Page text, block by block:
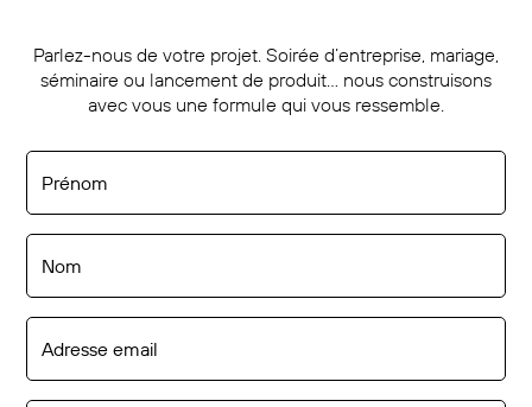
Parlez-nous de votre projet. Soirée d’entreprise, mariage,
séminaire ou lancement de produit… nous construisons
avec vous une formule qui vous ressemble.